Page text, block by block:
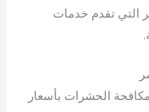
التي تقدم خدمات
الحشرات بأسعار